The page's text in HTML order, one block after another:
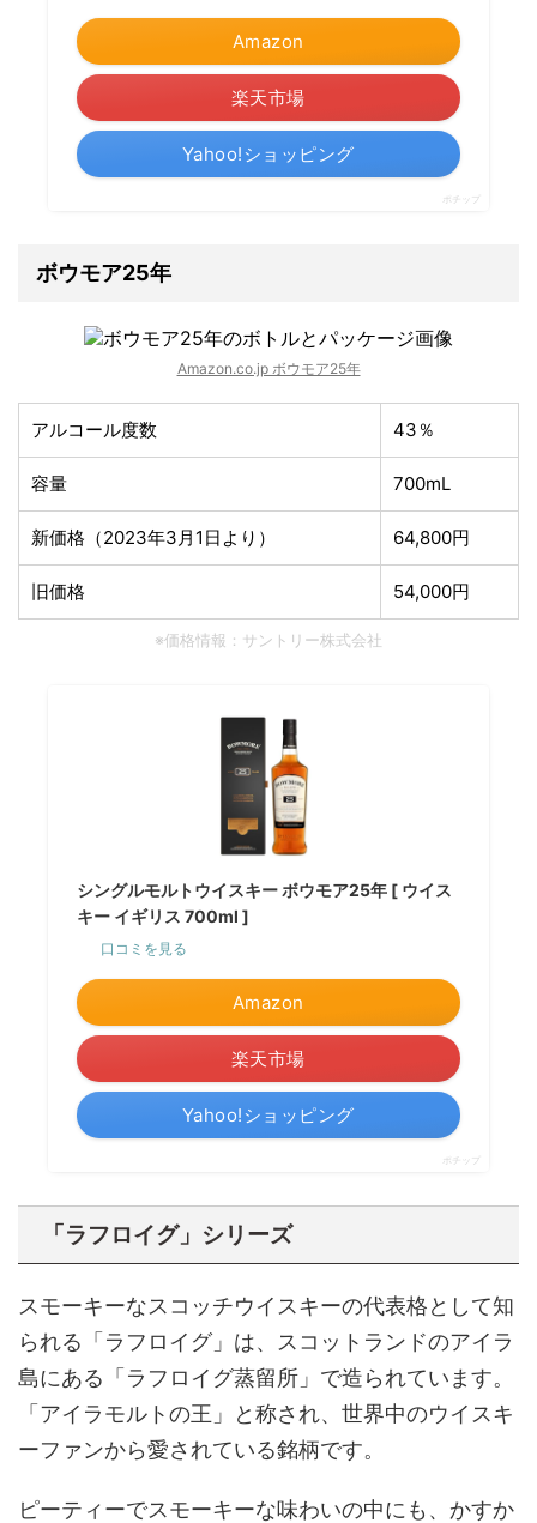
Amazon
楽天市場
Yahoo!ショッピング
ポチップ
ボウモア25年
Amazon.co.jp ボウモア25年
アルコール度数 43％
容量 700mL
新価格（2023年3月1日より） 64,800円
旧価格 54,000円
※価格情報：サントリー株式会社
シングルモルトウイスキー ボウモア25年 [ ウイス
キー イギリス 700ml ]
口コミを見る
Amazon
楽天市場
Yahoo!ショッピング
ポチップ
「ラフロイグ」シリーズ
スモーキーなスコッチウイスキーの代表格として知
られる「ラフロイグ」は、スコットランドのアイラ
島にある「ラフロイグ蒸留所」で造られています。
「アイラモルトの王」と称され、世界中のウイスキ
ーファンから愛されている銘柄です。
ピーティーでスモーキーな味わいの中にも、かすか